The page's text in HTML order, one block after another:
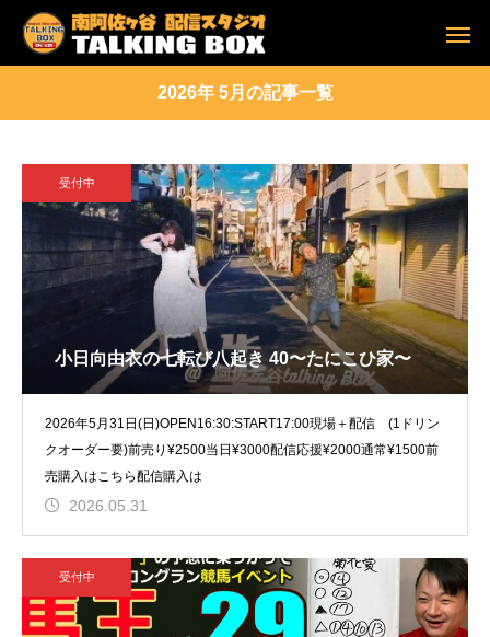
2026年 5月の記事一覧
受付中
小日向由衣の七転び八起き 40〜たにこひ家〜
2026年5月31日(日)OPEN16:30:START17:00現場＋配信 (1ドリン
クオーダー要)前売り¥2500当日¥3000配信応援¥2000通常¥1500前
売購入はこちら配信購入は
2026.05.31
受付中